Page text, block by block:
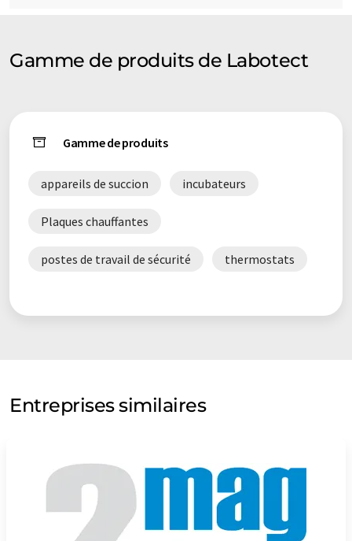
Gamme de produits de Labotect
Gamme de produits
appareils de succion incubateurs
Plaques chauffantes
postes de travail de sécurité thermostats
Entreprises similaires